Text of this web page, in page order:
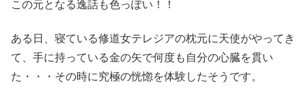
この元となる逸話も色っぽい！！
ある日、寝ている修道女テレジアの枕元に天使がやってき
て、手に持っている金の矢で何度も自分の心臓を貫い
た・・・その時に究極の恍惚を体験したそうです。